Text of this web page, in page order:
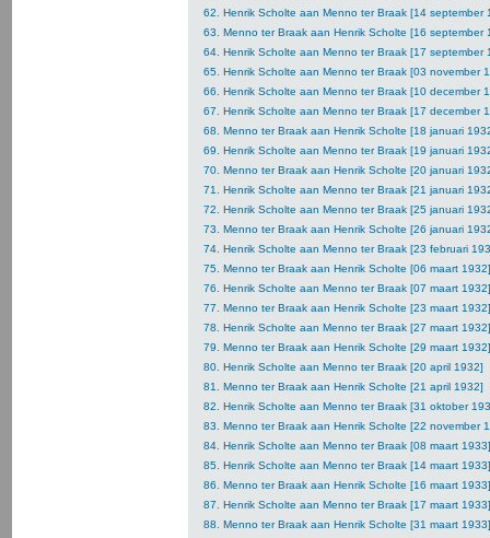
62. Henrik Scholte aan Menno ter Braak [14 september
63. Menno ter Braak aan Henrik Scholte [16 september
64. Henrik Scholte aan Menno ter Braak [17 september
65. Henrik Scholte aan Menno ter Braak [03 november
66. Henrik Scholte aan Menno ter Braak [10 december
67. Henrik Scholte aan Menno ter Braak [17 december
68. Menno ter Braak aan Henrik Scholte [18 januari
69. Henrik Scholte aan Menno ter Braak [19 januari
70. Menno ter Braak aan Henrik Scholte [20 januari
71. Henrik Scholte aan Menno ter Braak [21 januari
72. Henrik Scholte aan Menno ter Braak [25 januari
73. Menno ter Braak aan Henrik Scholte [26 januari
74. Henrik Scholte aan Menno ter Braak [23 februari
75. Menno ter Braak aan Henrik Scholte [06 maart 1932]
76. Henrik Scholte aan Menno ter Braak [07 maart 1932]
77. Menno ter Braak aan Henrik Scholte [23 maart 1932]
78. Henrik Scholte aan Menno ter Braak [27 maart 1932]
79. Menno ter Braak aan Henrik Scholte [29 maart 1932]
80. Henrik Scholte aan Menno ter Braak [20 april 1932]
81. Menno ter Braak aan Henrik Scholte [21 april 1932]
82. Henrik Scholte aan Menno ter Braak [31 oktober
83. Menno ter Braak aan Henrik Scholte [22 november
84. Henrik Scholte aan Menno ter Braak [08 maart 1933]
85. Henrik Scholte aan Menno ter Braak [14 maart 1933]
86. Menno ter Braak aan Henrik Scholte [16 maart 1933]
87. Henrik Scholte aan Menno ter Braak [17 maart 1933]
88. Menno ter Braak aan Henrik Scholte [31 maart 1933]